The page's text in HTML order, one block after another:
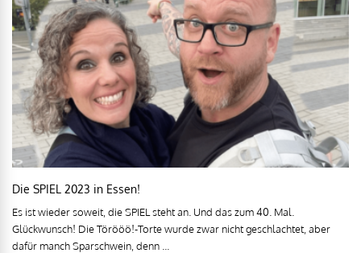
Die SPIEL 2023 in Essen!
Es ist wieder soweit, die SPIEL steht an. Und das zum 40. Mal.
Glückwunsch! Die Törööö!-Torte wurde zwar nicht geschlachtet, aber
dafür manch Sparschwein, denn ...